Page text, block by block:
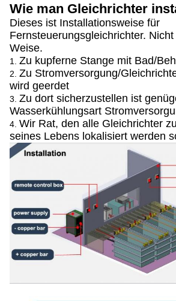
Wie man Gleichrichter
Dieses ist Installationsweise für
Fernsteuerungsgleichrichter.
Weise.
1. Zu kupferne Stange mit Bad/
2. Zu Stromversorgung/
wird geerdet
3. Zu dort sicherzustellen ist
Wasserkühlungsart
4. Wir Rat, den alle Gleichrichter
seines Lebens lokalisiert werden